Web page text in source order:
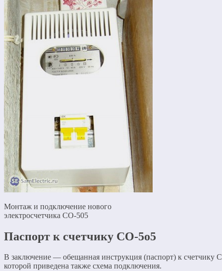
Монтаж и подключение нового
электросчетчика СО-505
Паспорт к счетчику СО-5о5
В заключение — обещанная инструкция (паспорт) к счетчику
которой приведена также схема подключения.